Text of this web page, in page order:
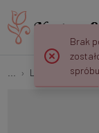
Liście "Jedynki"
Brak